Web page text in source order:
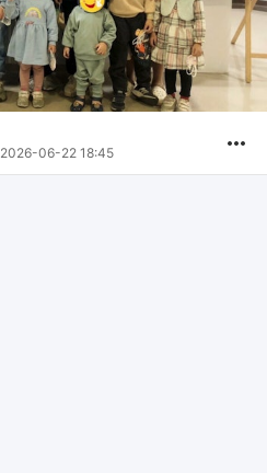
2026-06-22 18:45